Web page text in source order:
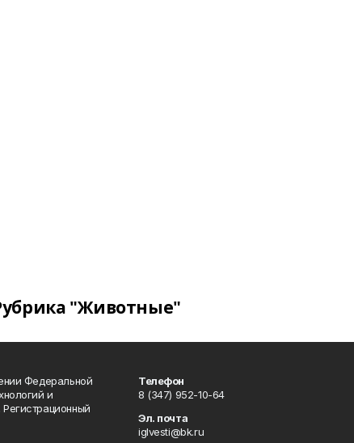
"Животные"
Федеральной
и
Телефон
8 (347) 952-10-64
Эл. почта
iglvesti@bk.ru